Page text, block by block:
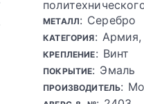
МЕТАЛЛ: Серебро
КАТЕГОРИЯ: Армия,
КРЕПЛЕНИЕ: Винт
ПОКРЫТИЕ: Эмаль
ПРОИЗВОДИТЕЛЬ: